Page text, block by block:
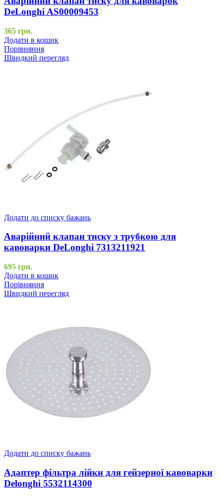
DeLonghi AS00009453
365 грн.
Додати в кошик
Порівняння
Швидкий перегляд
Додати до списку бажань
Аварійний клапан тиску з трубкою для
кавоварки DeLonghi 7313211921
695 грн.
Додати в кошик
Порівняння
Швидкий перегляд
Додати до списку бажань
Адаптер фільтра лійки для гейзерної кавоварки
Delonghi 5532114300